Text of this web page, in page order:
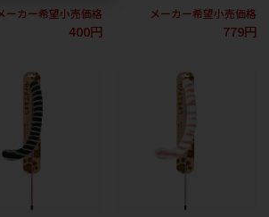
ーカー希望小売価格
400円
メーカー希望小売価格
779円